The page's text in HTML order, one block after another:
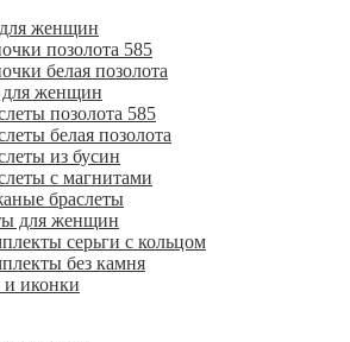
женщин
позолота 585
белая позолота
для женщин
позолота 585
белая позолота
из бусин
с магнитами
браслеты
для женщин
серьги с кольцом
без камня
и иконки